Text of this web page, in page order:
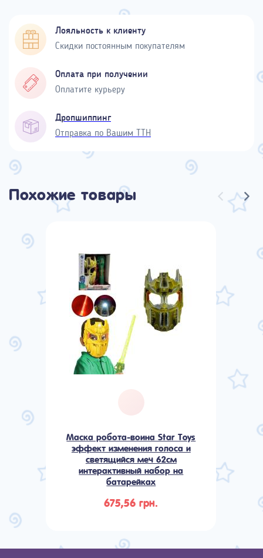
Лояльность к клиенту
Скидки постоянным покупателям
Оплата при получении
Оплатите курьеру
Дропшиппинг
Отправка по Вашим ТТН
Похожие товары
Маска робота-воина Star Toys
эффект изменения голоса и
светящийся меч 62см
интерактивный набор на
батарейках
675,56 грн.